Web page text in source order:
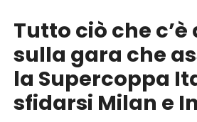
Tutto ciò che
sulla gara che
la Supercoppa
sfidarsi Milan e